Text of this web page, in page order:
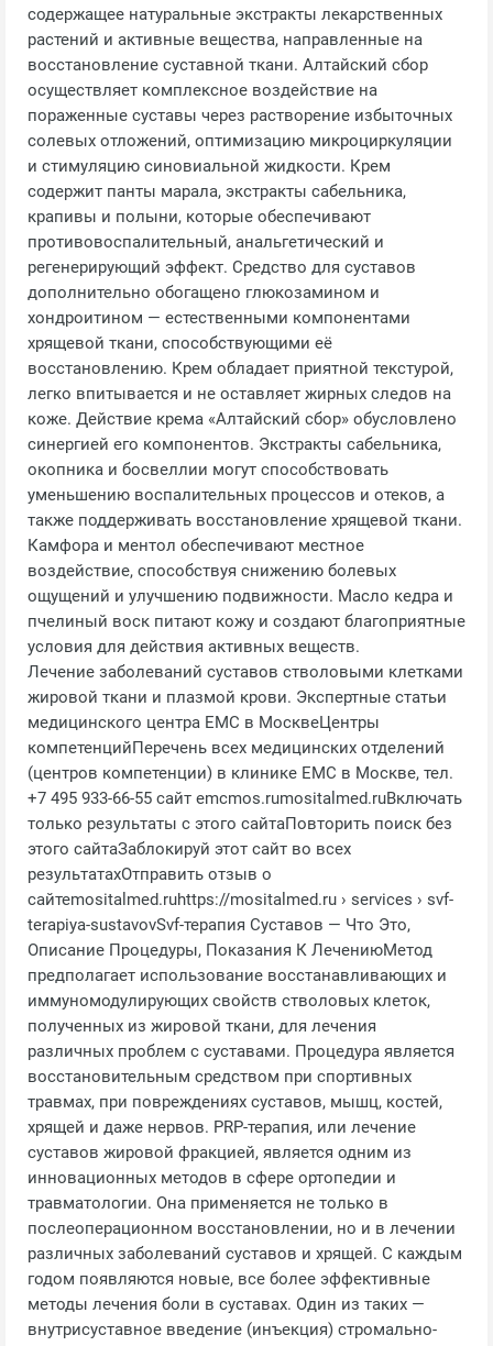
содержащее натуральные экстракты лекарственных
растений и активные вещества, направленные на
восстановление суставной ткани. Алтайский сбор
осуществляет комплексное воздействие на
пораженные суставы через растворение избыточных
солевых отложений, оптимизацию микроциркуляции
и стимуляцию синовиальной жидкости. Крем
содержит панты марала, экстракты сабельника,
крапивы и полыни, которые обеспечивают
противовоспалительный, анальгетический и
регенерирующий эффект. Средство для суставов
дополнительно обогащено глюкозамином и
хондроитином — естественными компонентами
хрящевой ткани, способствующими её
восстановлению. Крем обладает приятной текстурой,
легко впитывается и не оставляет жирных следов на
коже. Действие крема «Алтайский сбор» обусловлено
синергией его компонентов. Экстракты сабельника,
окопника и босвеллии могут способствовать
уменьшению воспалительных процессов и отеков, а
также поддерживать восстановление хрящевой ткани.
Камфора и ментол обеспечивают местное
воздействие, способствуя снижению болевых
ощущений и улучшению подвижности. Масло кедра и
пчелиный воск питают кожу и создают благоприятные
условия для действия активных веществ.
Лечение заболеваний суставов стволовыми клетками
жировой ткани и плазмой крови. Экспертные статьи
медицинского центра EMC в МосквеЦентры
компетенцийПеречень всех медицинских отделений
(центров компетенции) в клинике EMC в Москве, тел.
+7 495 933-66-55 сайт emcmos.rumositalmed.ruВключать
только результаты с этого сайтаПовторить поиск без
этого сайтаЗаблокируй этот сайт во всех
результатахОтправить отзыв о
сайтеmositalmed.ruhttps://mositalmed.ru › services › svf-
terapiya-sustavovSvf-терапия Суставов — Что Это,
Описание Процедуры, Показания К ЛечениюМетод
предполагает использование восстанавливающих и
иммуномодулирующих свойств стволовых клеток,
полученных из жировой ткани, для лечения
различных проблем с суставами. Процедура является
восстановительным средством при спортивных
травмах, при повреждениях суставов, мышц, костей,
хрящей и даже нервов. PRP-терапия, или лечение
суставов жировой фракцией, является одним из
инновационных методов в сфере ортопедии и
травматологии. Она применяется не только в
послеоперационном восстановлении, но и в лечении
различных заболеваний суставов и хрящей. С каждым
годом появляются новые, все более эффективные
методы лечения боли в суставах. Один из таких —
внутрисуставное введение (инъекция) стромально-